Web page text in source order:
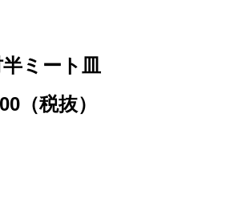
ミート皿
（税抜）